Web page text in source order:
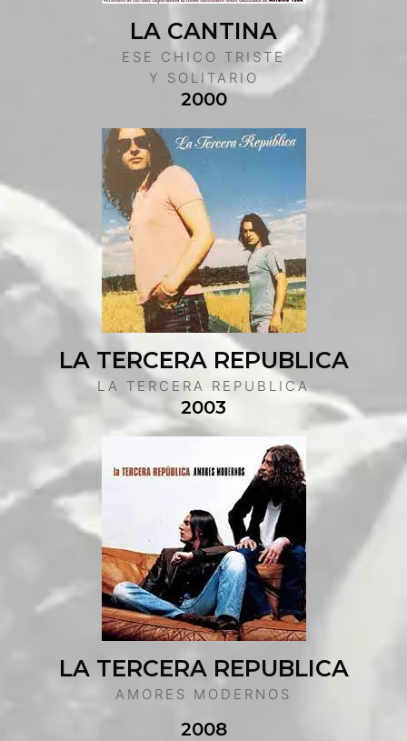
LA CANTINA
ESE CHICO TRISTE
Y SOLITARIO
2000
LA TERCERA REPUBLICA
LA TERCERA REPUBLICA
2003
LA TERCERA REPUBLICA
AMORES MODERNOS
2008